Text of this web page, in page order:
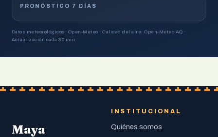
PRONÓSTICO 7 DÍAS
Datos meteorológicos: Open-Meteo · Calidad del aire: Open-Meteo AQ ·
Actualización cada 30 min
Maya
INSTITUCIONAL
Quiénes somos